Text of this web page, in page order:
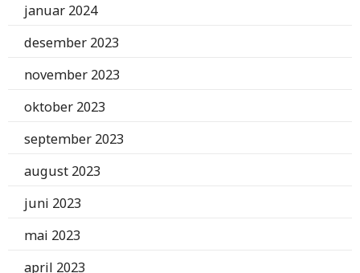
januar 2024
desember 2023
november 2023
oktober 2023
september 2023
august 2023
juni 2023
mai 2023
april 2023